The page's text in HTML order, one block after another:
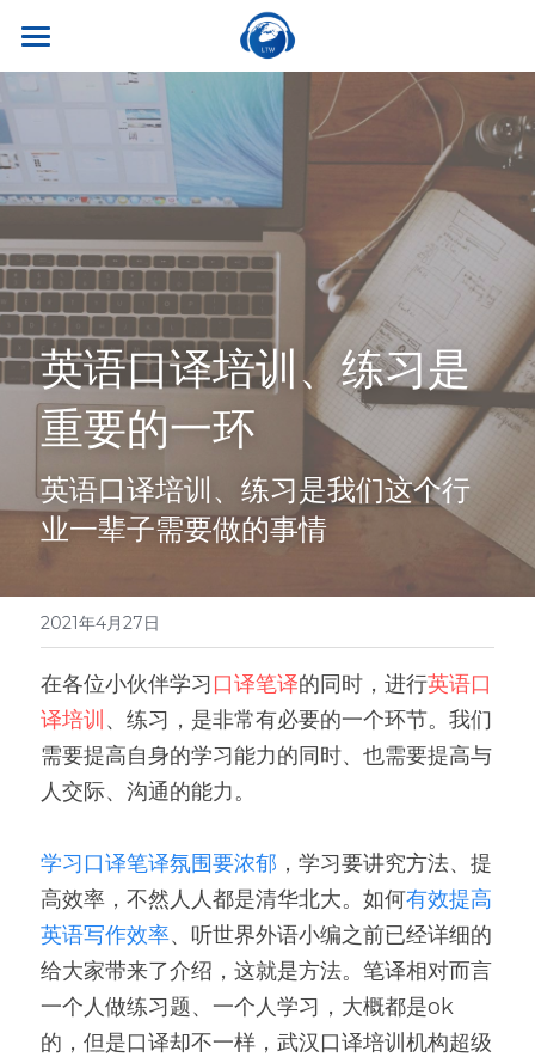
首页
关于我们
听世界外语
名师风采
学校荣誉
考试比赛
合作伙伴
热门课程
英专学硕
英专专硕
英语口译
英语笔译
雅思托福
实习就业
就业资讯
干货讲座
真题系列
双语资料
翻译服务
笔译服务
口译服务
翻译语种
联系我们
英语口译培训、练习是
重要的一环
英语口译培训、练习是我们这个行
业一辈子需要做的事情
2021年4月27日
在各位小伙伴学习口译笔译的同时，进行英语口
译培训 、练习，是非常有必要的一个环节。我们
需要提高自身的学习能力的同时、也需要提高与
人交际、沟通的能力。
学习口译笔译氛围要浓郁 ，学习要讲究方法、提
高效率，不然人人都是清华北大。如何有效提高
英语写作效率、听世界外语小编之前已经详细的
给大家带来了介绍，这就是方法。笔译相对而言
一个人做练习题、一个人学习，大概都是ok
的，但是口译却不一样，武汉口译培训机构超级
商品分类
所有商品分类